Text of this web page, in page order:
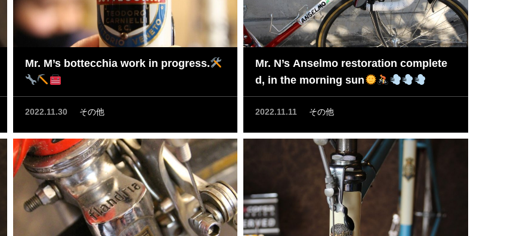
Mr. M’s bottecchia work in progress.
2022.11.30 その他
Mr. N’s Anselmo restoration complete
d, in the morning sun
2022.11.11 その他